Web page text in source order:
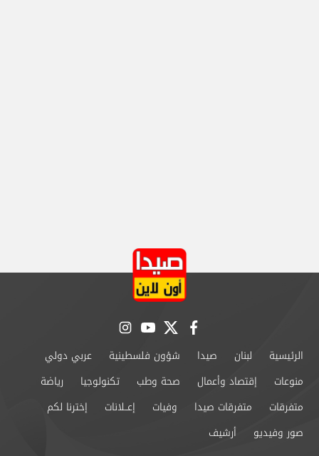
facebook
twitter
youtube
instagram
الرئيسية لبنان صيدا شؤون فلسطينية
عربي دولي
منوعات
إقتصاد وأعمال صحة وطب تكنولوجيا
رياضة
متفرقات
متفرقات صيدا وفيات إعــلانات
إخترنا لكم
صور وفيديو
أرشيف